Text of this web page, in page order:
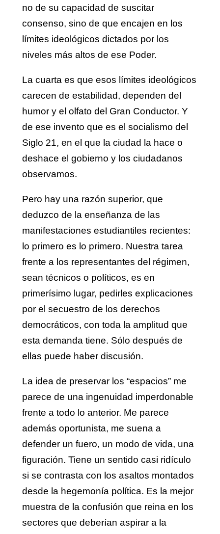
no de su capacidad de suscitar
consenso, sino de que encajen en los
límites ideológicos dictados por los
niveles más altos de ese Poder.
La cuarta es que esos límites ideológicos
carecen de estabilidad, dependen del
humor y el olfato del Gran Conductor. Y
de ese invento que es el socialismo del
Siglo 21, en el que la ciudad la hace o
deshace el gobierno y los ciudadanos
observamos.
Pero hay una razón superior, que
deduzco de la enseñanza de las
manifestaciones estudiantiles recientes:
lo primero es lo primero. Nuestra tarea
frente a los representantes del régimen,
sean técnicos o políticos, es en
primerísimo lugar, pedirles explicaciones
por el secuestro de los derechos
democráticos, con toda la amplitud que
esta demanda tiene. Sólo después de
ellas puede haber discusión.
La idea de preservar los “espacios” me
parece de una ingenuidad imperdonable
frente a todo lo anterior. Me parece
además oportunista, me suena a
defender un fuero, un modo de vida, una
figuración. Tiene un sentido casi ridículo
si se contrasta con los asaltos montados
desde la hegemonía política. Es la mejor
muestra de la confusión que reina en los
sectores que deberían aspirar a la